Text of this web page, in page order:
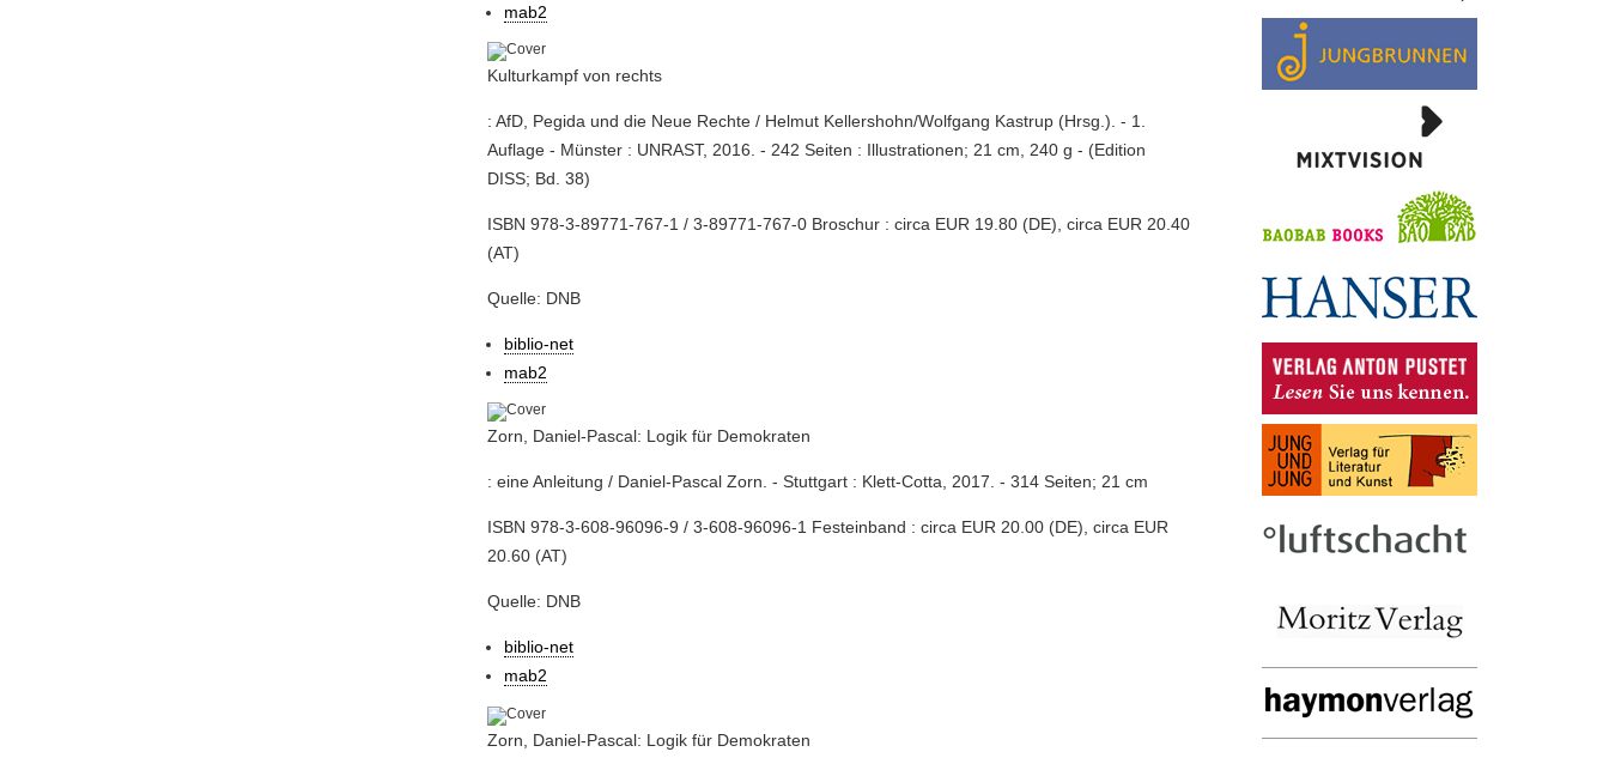
mab2
Kulturkampf von rechts
: AfD, Pegida und die Neue Rechte / Helmut Kellershohn/Wolfgang Kastrup (Hrsg.). - 1.
Auflage - Münster : UNRAST, 2016. - 242 Seiten : Illustrationen; 21 cm, 240 g - (Edition
DISS; Bd. 38)
ISBN 978-3-89771-767-1 / 3-89771-767-0 Broschur : circa EUR 19.80 (DE), circa EUR 20.40
(AT)
Quelle: DNB
biblio-net
mab2
Zorn, Daniel-Pascal: Logik für Demokraten
: eine Anleitung / Daniel-Pascal Zorn. - Stuttgart : Klett-Cotta, 2017. - 314 Seiten; 21 cm
ISBN 978-3-608-96096-9 / 3-608-96096-1 Festeinband : circa EUR 20.00 (DE), circa EUR
20.60 (AT)
Quelle: DNB
biblio-net
mab2
Zorn, Daniel-Pascal: Logik für Demokraten